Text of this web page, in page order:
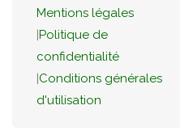
Mentions légales
|Politique de
confidentialité
|Conditions générales
d'utilisation